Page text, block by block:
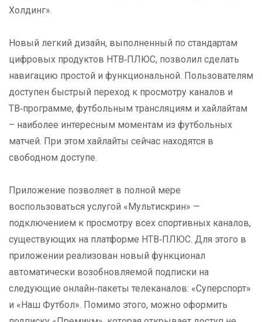
Холдинг».
Новый легкий дизайн, выполненный по стандартам
цифровых продуктов НТВ‑ПЛЮС, позволил сделать
навигацию простой и функциональной. Пользователям
доступен быстрый переход к просмотру каналов и
ТВ‑программе, футбольным трансляциям и хайлайтам
– наиболее интересным моментам из футбольных
матчей. При этом хайлайты сейчас находятся в
свободном доступе.
Приложение позволяет в полной мере
воспользоваться услугой «Мультискрин» —
подключением к просмотру всех спортивных каналов,
существующих на платформе НТВ‑ПЛЮС. Для этого в
приложении реализован новый функционал
автоматически возобновляемой подписки на
следующие онлайн‑пакеты телеканалов: «Суперспорт»
и «Наш Футбол». Помимо этого, можно оформить